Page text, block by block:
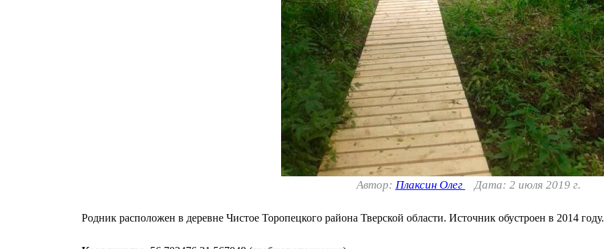
Автор: Плаксин Олег Дата: 2 июля 2019 г.
Родник расположен в деревне Чистое Торопецкого района Тверской области. Источник обустроен в 2014 году.